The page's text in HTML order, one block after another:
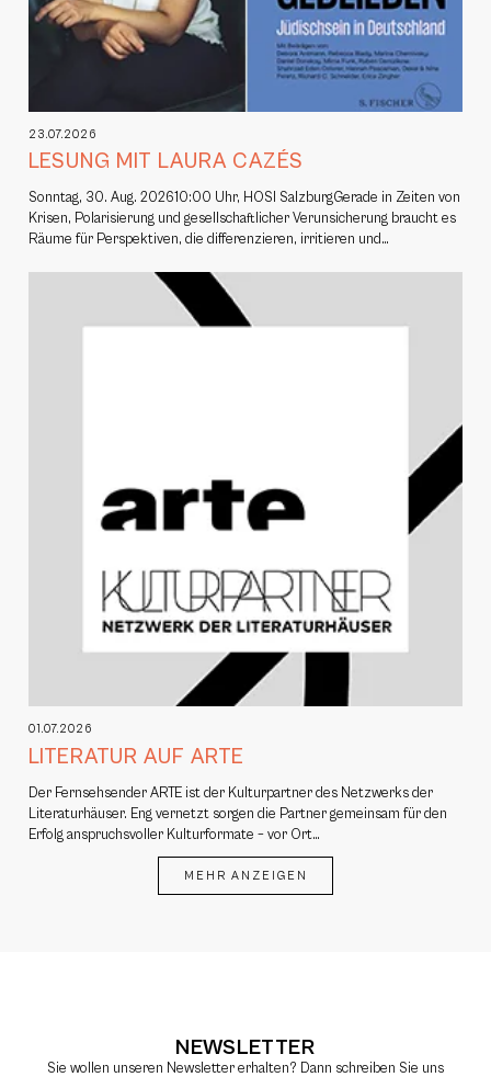
23.07.2026
LESUNG MIT LAURA CAZÉS
Sonntag, 30. Aug. 202610:00 Uhr, HOSI SalzburgGerade in Zeiten von
Krisen, Polarisierung und gesellschaftlicher Verunsicherung braucht es
Räume für Perspektiven, die differenzieren, irritieren und…
01.07.2026
LITERATUR AUF ARTE
Der Fernsehsender ARTE ist der Kulturpartner des Netzwerks der
Literaturhäuser. Eng vernetzt sorgen die Partner gemeinsam für den
Erfolg anspruchsvoller Kulturformate – vor Ort…
MEHR ANZEIGEN
NEWSLETTER
Sie wollen unseren Newsletter erhalten? Dann schreiben Sie uns